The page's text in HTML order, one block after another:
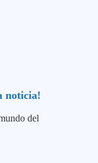
noticia!
del